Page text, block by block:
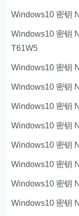
Windows10 密钥
Windows10 密钥
T61W5
Windows10 密钥
Windows10 密钥
Windows10 密钥
Windows10 密钥
Windows10 密钥
Windows10 密钥
Windows10 密钥
Windows10 密钥